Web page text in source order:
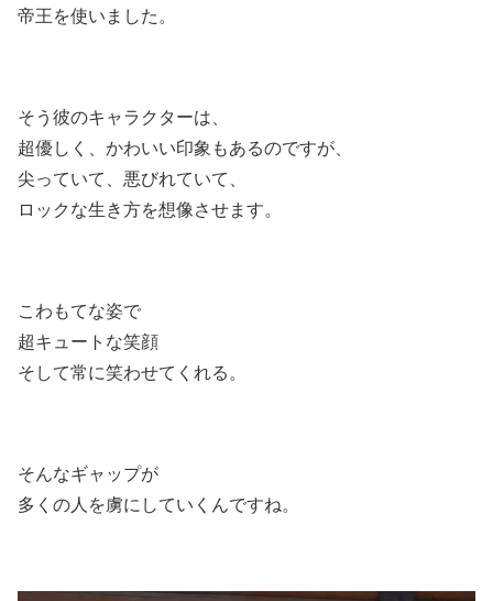
帝王を使いました。
そう彼のキャラクターは、
超優しく、かわいい印象もあるのですが、
尖っていて、悪びれていて、
ロックな生き方を想像させます。
こわもてな姿で
超キュートな笑顔
そして常に笑わせてくれる。
そんなギャップが
多くの人を虜にしていくんですね。